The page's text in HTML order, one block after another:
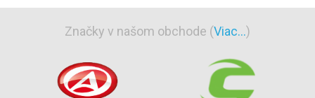
Značky v našom obchode (Viac...)